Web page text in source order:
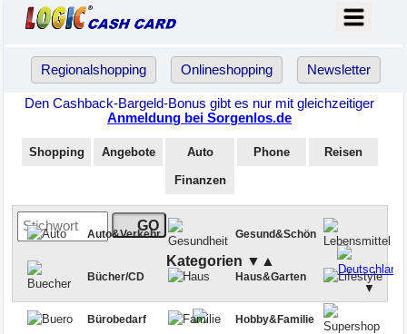
Regionalshopping Onlineshopping Newsletter
Den Cashback-Bargeld-Bonus gibt es nur mit gleichzeitiger
Anmeldung bei Sorgenlos.de